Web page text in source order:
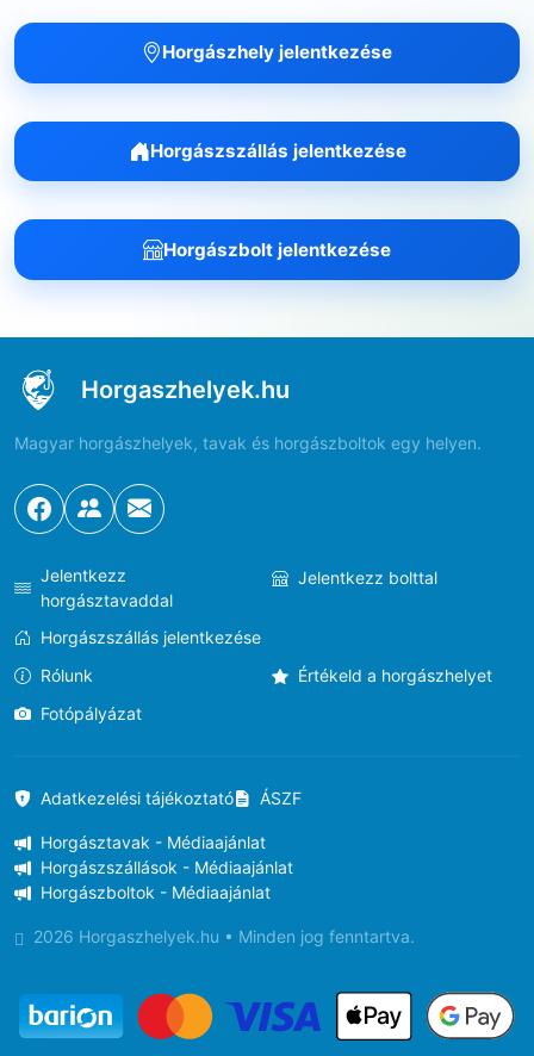
Horgászhely jelentkezése
Horgászszállás jelentkezése
Horgászbolt jelentkezése
Horgaszhelyek.hu
Magyar horgászhelyek, tavak és horgászboltok egy helyen.
Jelentkezz
horgásztavaddal
Jelentkezz bolttal
Horgászszállás jelentkezése
Rólunk
Értékeld a horgászhelyet
Fotópályázat
Adatkezelési tájékoztató ÁSZF
Horgásztavak - Médiaajánlat
Horgászszállások - Médiaajánlat
Horgászboltok - Médiaajánlat
2026 Horgaszhelyek.hu • Minden jog fenntartva.